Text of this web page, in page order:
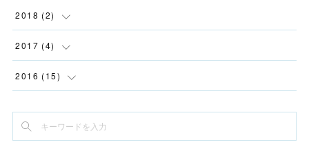
(1
(1
(1
(1
( 12
(1)
2018 (2)
(2
2017 (4)
(2)
2016 (15)